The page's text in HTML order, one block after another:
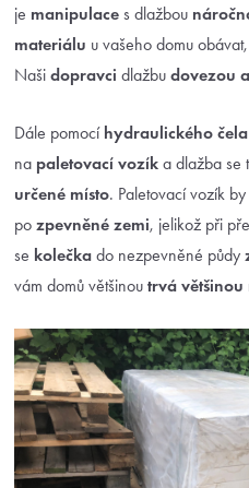
je manipulace s dlažbou
materiálu u vašeho domu
Naši dopravci dlažbu dovezou
Dále pomocí hydraulického čela
na paletovací vozík a dlažba se
určené místo. Paletovací vozík by
po zpevněné zemi, jelikož při
se kolečka do nezpevněné půdy
vám domů většinou trvá